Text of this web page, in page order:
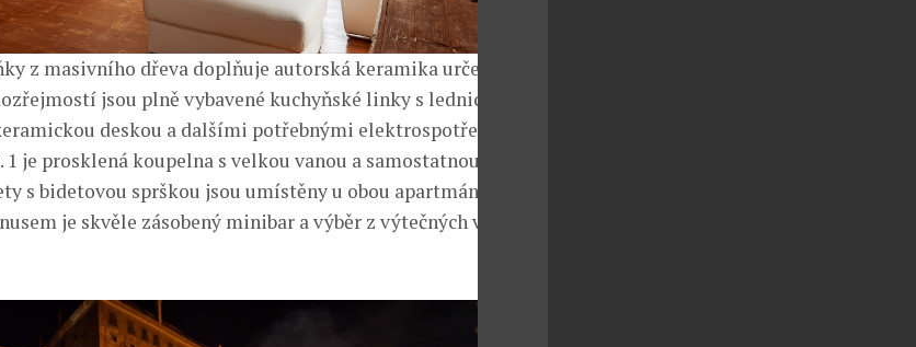
z masivního dřeva doplňuje autorská keramika určená k
jsou plně vybavené kuchyňské linky s lednicí,
deskou a dalšími potřebnými elektrospotřebiči.
1 je prosklená koupelna s velkou vanou a samostatnou
s bidetovou sprškou jsou umístěny u obou apartmánů
je skvěle zásobený minibar a výběr z výtečných vín